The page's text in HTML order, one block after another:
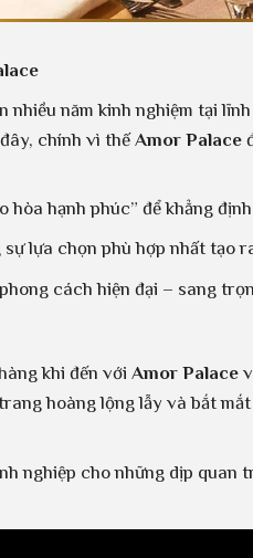
năm kinh nghiệm tại
chính vì thếAmor Palace
hạnh phúc” để khẳng
lựa chọn phù hợp nhất tạo
cách hiện đại – sang
khi đến với Amor Palace
hoàng lộng lẫy và bắt
nghiệp cho những dịp